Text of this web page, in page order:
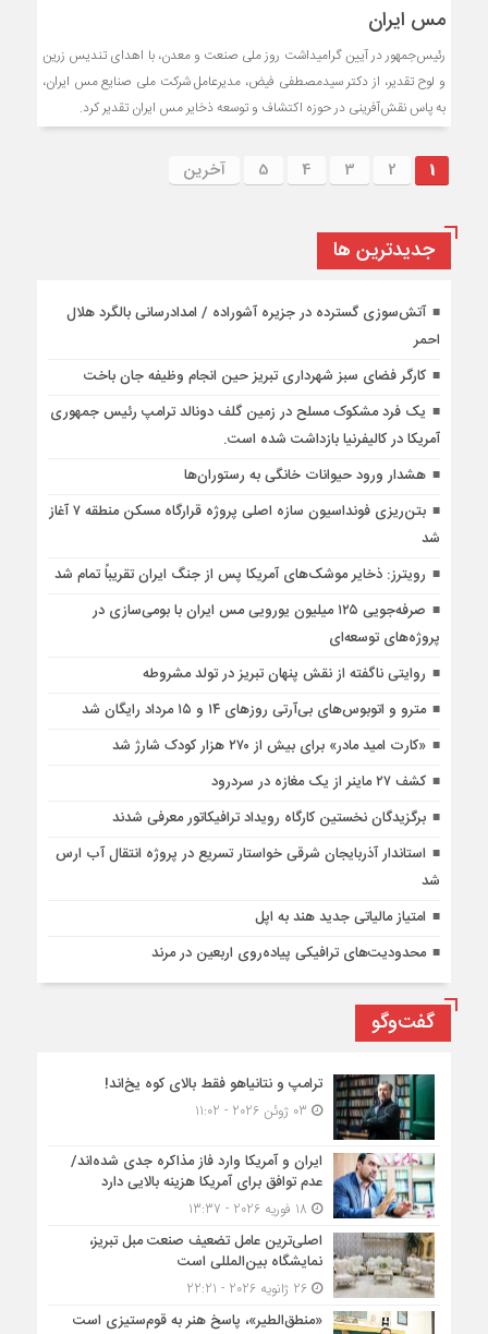
مس ایران
رئیس‌جمهور در آیین گرامیداشت روز ملی صنعت و معدن، با اهدای تندیس زرین
و لوح تقدیر، از دکتر سیدمصطفی فیض، مدیرعامل شرکت ملی صنایع مس ایران،
به پاس نقش‌آفرینی در حوزه اکتشاف و توسعه ذخایر مس ایران تقدیر کرد.
1
2
3
4
5 آخرین
جديدترين ها
آتش‌سوزی گسترده در جزیره آشوراده / امدادرسانی بالگرد هلال
احمر
کارگر فضای سبز شهرداری تبریز حین انجام وظیفه جان باخت
یک فرد مشکوک مسلح در زمین گلف دونالد ترامپ رئیس جمهوری
آمریکا در کالیفرنیا بازداشت شده است.
هشدار ورود حیوانات خانگی به رستوران‌ها
بتن‌ریزی فونداسیون سازه اصلی پروژه قرارگاه مسکن منطقه ۷ آغاز
شد
رویترز: ذخایر موشک‌های آمریکا پس از جنگ ایران تقریباً تمام شد
صرفه‌جویی ۱۲۵ میلیون یورویی مس ایران با بومی‌سازی در
پروژه‌های توسعه‌ای
روایتی ناگفته از نقش پنهان تبریز در تولد مشروطه
مترو و اتوبوس‌های بی‌آرتی روزهای ۱۴ و ۱۵ مرداد رایگان شد
«کارت امید مادر» برای بیش از ۲۷۰ هزار کودک شارژ شد
کشف ۲۷ ماینر از یک مغازه در سردرود
برگزیدگان نخستین کارگاه رویداد ترافیکاتور معرفی شدند
استاندار آذربایجان شرقی خواستار تسریع در پروژه انتقال آب ارس
شد
امتیاز مالیاتی جدید هند به اپل
محدودیت‌های ترافیکی پیاده‌روی اربعین در مرند
گفت‌وگو
ترامپ و نتانیاهو فقط بالای کوه یخ‌اند!
ایران و آمریکا وارد فاز مذاکره جدی شده‌اند/
عدم توافق برای آمریکا هزینه بالایی دارد
اصلی‌ترین عامل تضعیف صنعت مبل تبریز،
نمایشگاه بین‌المللی است
26 ژانویه 2026 - 22:21
«منطق‌الطیر»، پاسخ هنر به قوم‌ستیزی است